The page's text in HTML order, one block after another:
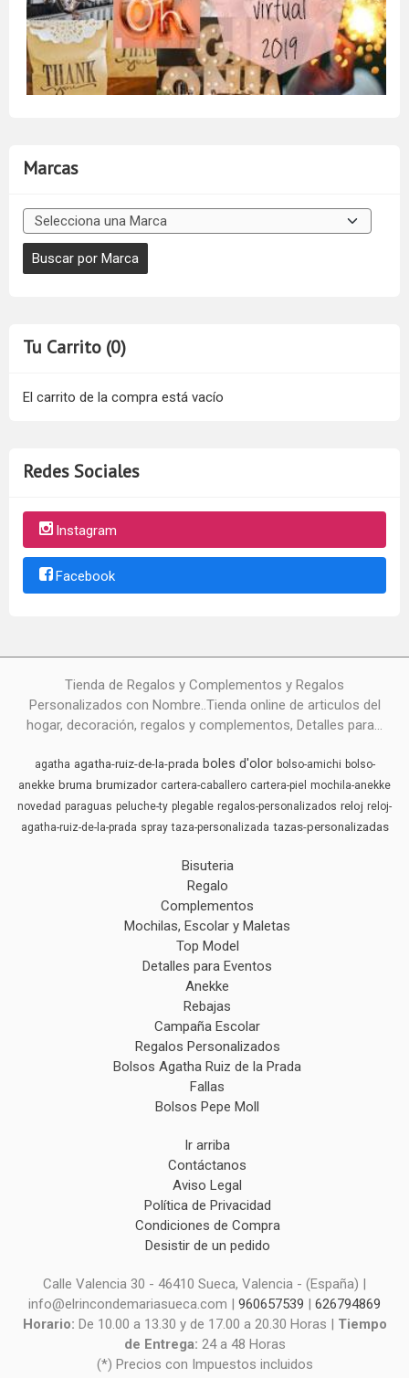
Marcas
Tu Carrito (0)
El carrito de la compra está vacío
Redes Sociales
Instagram
Facebook
Tienda de Regalos y Complementos y Regalos
Personalizados con Nombre..Tienda online de articulos del
hogar, decoración, regalos y complementos, Detalles para...
agatha agatha-ruiz-de-la-prada boles d'olor bolso-amichi bolso-
anekke bruma brumizador cartera-caballero cartera-piel mochila-anekke
novedad paraguas peluche-ty plegable regalos-personalizados reloj reloj-
agatha-ruiz-de-la-prada spray taza-personalizada tazas-personalizadas
Bisuteria
Regalo
Complementos
Mochilas, Escolar y Maletas
Top Model
Detalles para Eventos
Anekke
Rebajas
Campaña Escolar
Regalos Personalizados
Bolsos Agatha Ruiz de la Prada
Fallas
Bolsos Pepe Moll
Ir arriba
Contáctanos
Aviso Legal
Política de Privacidad
Condiciones de Compra
Desistir de un pedido
Calle Valencia 30 - 46410 Sueca, Valencia - (España) |
info@elrincondemariasueca.com | 960657539
626794869
Horario: De 10.00 a 13.30 y de 17.00 a 20.30 Horas | Tiempo
de Entrega: 24 a 48 Horas
(*) Precios con Impuestos incluidos